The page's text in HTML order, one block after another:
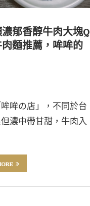
郁香醇牛肉大塊Q
麵推薦，哞哞的
哞の店」，不同於台
濃中帶甘甜，牛肉入